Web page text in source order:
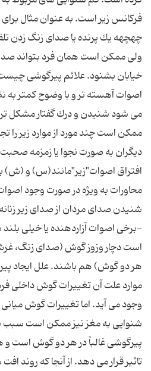
فركانس زیر است. به عنوان مثال
چهچهه یك پرنده یا صدای زنگ زدن
ولی ممكن است همان فرد بتواند
خیابان بشنود. علائم پیرگوشی
اصوات آهسته تر و با وضوح كمتر
می شود شنیدن و درك گفتار مشكل تر
ممكن است چند مورد از موارد زیر را
دیگران به صورت نجوا یا زمزمه
افتراق اصوات"زیر"مانند(س) و
محاورات به ویژه در صورت وجود
شنیدن صدای مردان از صدای زیر
-برخی اصوات آزاردهنده یا خیلی
است دچار وزوز گوش (صدای زنگ،
هر دو گوش) هم باشند. علل ایجاد
موارد علت آن تغییرات گوش داخلی
وجود می آید. اما تغییرات گوش
شنوایی به مغز نیز ممكن است سبب
پیرگوشی غالباً در هر دو گوش است و
تاثیر قرار می دهد. از آنجا كه روند